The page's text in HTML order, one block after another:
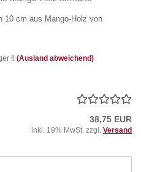
10 cm aus Mango-Holz von
!! (Ausland abweichend)
38,75 EUR
inkl. 19% MwSt. zzgl. Versand